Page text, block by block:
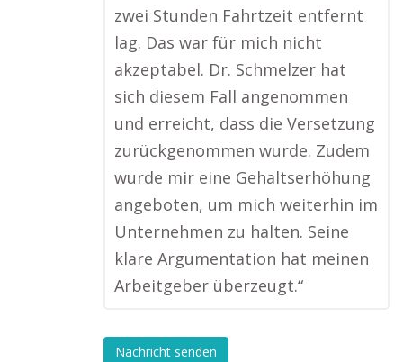
zwei Stunden Fahrtzeit entfernt
lag. Das war für mich nicht
akzeptabel. Dr. Schmelzer hat
sich diesem Fall angenommen
und erreicht, dass die Versetzung
zurückgenommen wurde. Zudem
wurde mir eine Gehaltserhöhung
angeboten, um mich weiterhin im
Unternehmen zu halten. Seine
klare Argumentation hat meinen
Arbeitgeber überzeugt.“
Nachricht senden